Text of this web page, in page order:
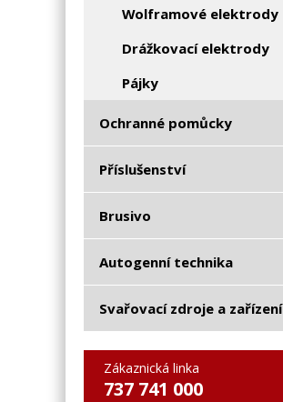
Wolframové elektrody
Drážkovací elektrody
Pájky
Ochranné pomůcky
Příslušenství
Brusivo
Autogenní technika
Svařovací zdroje a zařízení
Zákaznická linka
737 741 000